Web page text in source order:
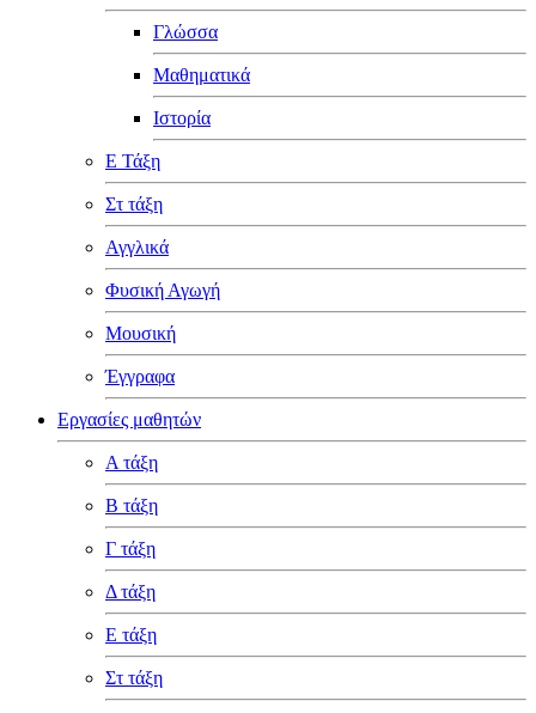
Γλώσσα
Μαθηματικά
Ιστορία
Ε Τάξη
Στ τάξη
Αγγλικά
Φυσική Αγωγή
Μουσική
Έγγραφα
Εργασίες μαθητών
Α τάξη
Β τάξη
Γ τάξη
Δ τάξη
Ε τάξη
Στ τάξη